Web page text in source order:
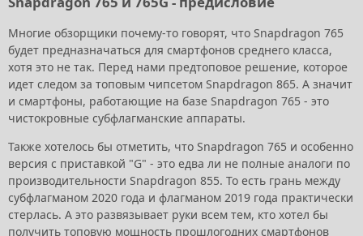
Многие обзорщики почему-то говорят, что Snapdragon 765
будет предназначаться для смартфонов среднего класса,
хотя это не так. Перед нами предтоповое решение, которое
идет следом за топовым чипсетом Snapdragon 865. А значит
и смартфоны, работающие на базе Snapdragon 765 - это
чистокровные субфлагманские аппараты.
Также хотелось бы отметить, что Snapdragon 765 и особенно
версия с приставкой "G" - это едва ли не полные аналоги по
производительности Snapdragon 855. То есть грань между
субфлагманом 2020 года и флагманом 2019 года практически
стерлась. А это развязывает руки всем тем, кто хотел бы
получить топовую мощность прошлогодних смартфонов